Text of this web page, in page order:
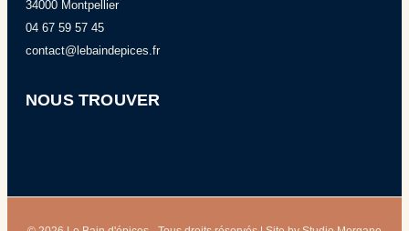
34000 Montpellier
04 67 59 57 45
contact@lebaindepices.fr
NOUS TROUVER